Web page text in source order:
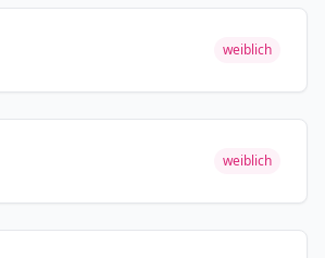
weiblich
weiblich